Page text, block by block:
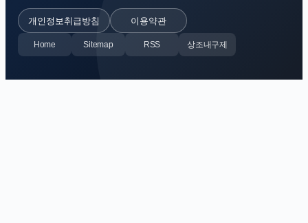
개인정보취급방침 이용약관
Home Sitemap RSS 상조내구제